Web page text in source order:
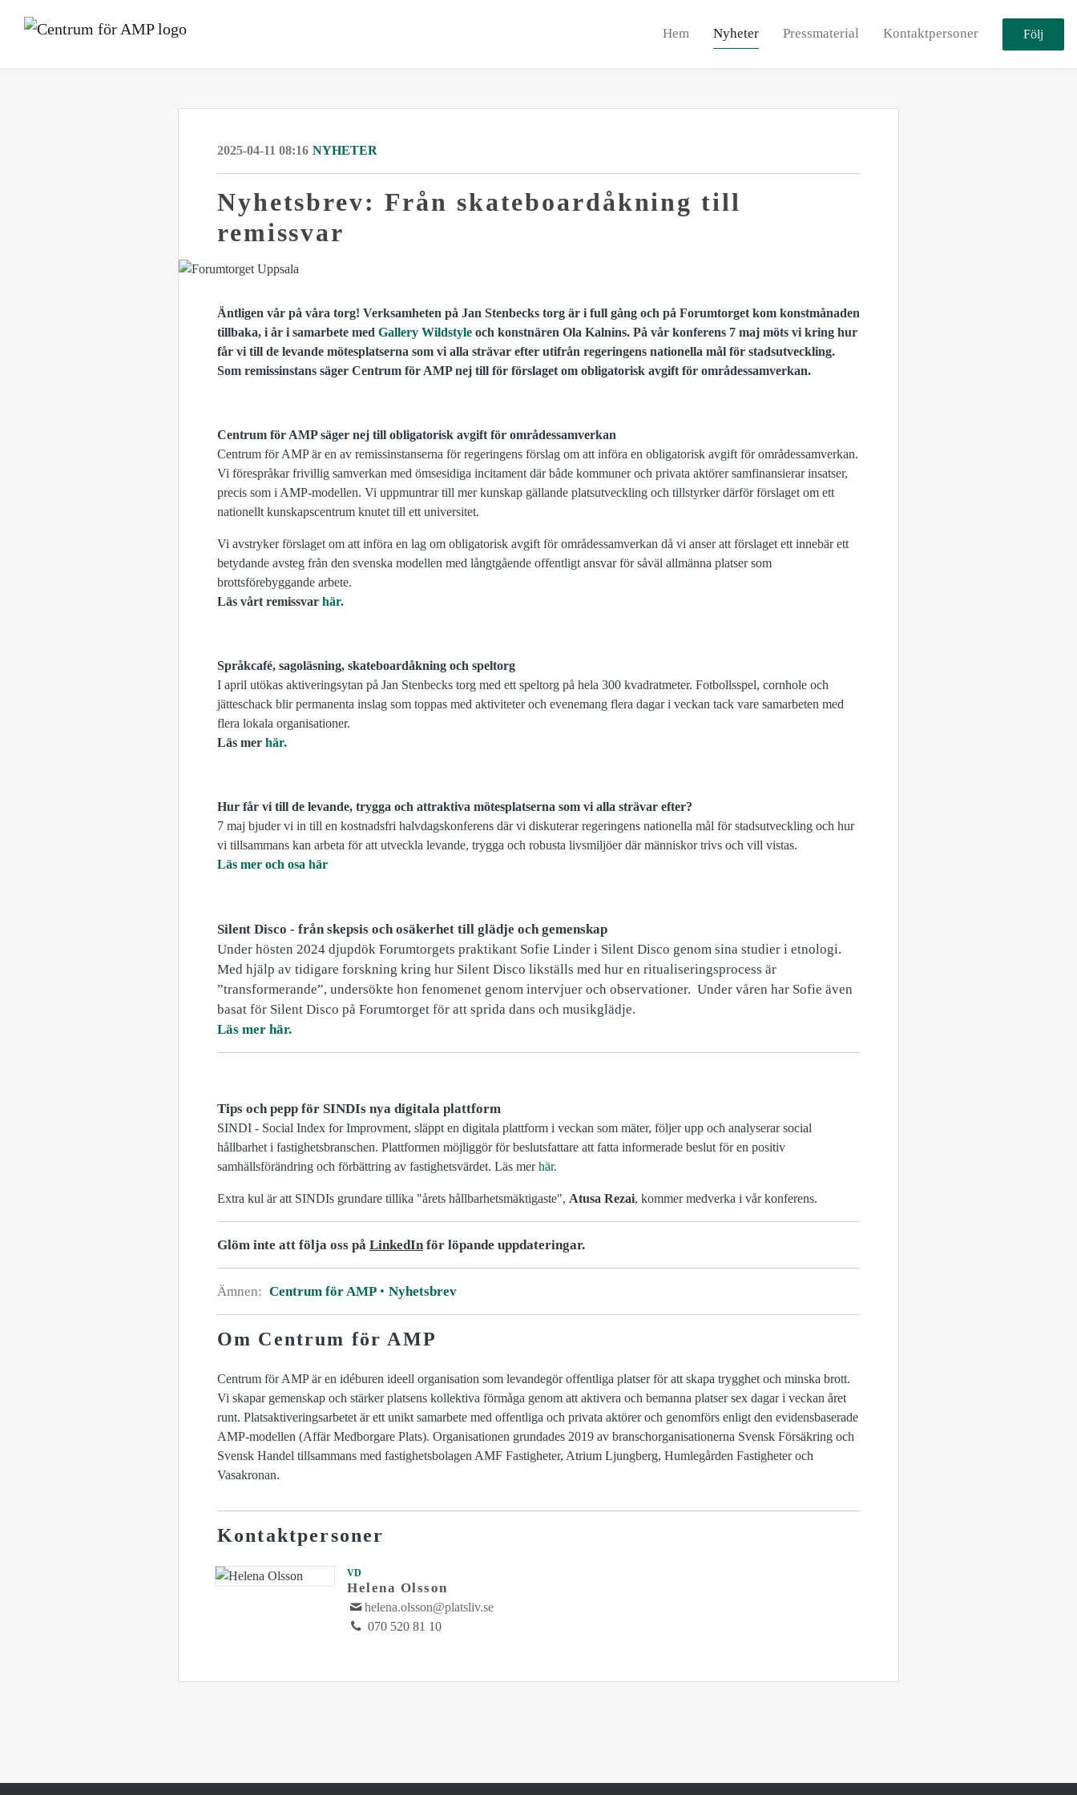
Hem Nyheter Pressmaterial Kontaktpersoner Följ
2025-04-11 08:16 NYHETER
Nyhetsbrev: Från skateboardåkning till
remissvar
Äntligen vår på våra torg! Verksamheten på Jan Stenbecks torg är i full gång och på Forumtorget kom konstmånaden
tillbaka, i år i samarbete med Gallery Wildstyle och konstnären Ola Kalnins. På vår konferens 7 maj möts vi kring hur
får vi till de levande mötesplatserna som vi alla strävar efter utifrån regeringens nationella mål för stadsutveckling.
Som remissinstans säger Centrum för AMP nej till för förslaget om obligatorisk avgift för områdessamverkan.
Centrum för AMP säger nej till obligatorisk avgift för områdessamverkan
Centrum för AMP är en av remissinstanserna för regeringens förslag om att införa en obligatorisk avgift för områdessamverkan.
Vi förespråkar frivillig samverkan med ömsesidiga incitament där både kommuner och privata aktörer samfinansierar insatser,
precis som i AMP-modellen. Vi uppmuntrar till mer kunskap gällande platsutveckling och tillstyrker därför förslaget om ett
nationellt kunskapscentrum knutet till ett universitet.
Vi avstryker förslaget om att införa en lag om obligatorisk avgift för områdessamverkan då vi anser att förslaget ett innebär ett
betydande avsteg från den svenska modellen med långtgående offentligt ansvar för såväl allmänna platser som
brottsförebyggande arbete.
Läs vårt remissvar här.
Språkcafé, sagoläsning, skateboardåkning och speltorg
I april utökas aktiveringsytan på Jan Stenbecks torg med ett speltorg på hela 300 kvadratmeter. Fotbollsspel, cornhole och
jätteschack blir permanenta inslag som toppas med aktiviteter och evenemang flera dagar i veckan tack vare samarbeten med
flera lokala organisationer.
Läs mer här.
Hur får vi till de levande, trygga och attraktiva mötesplatserna som vi alla strävar efter?
7 maj bjuder vi in till en kostnadsfri halvdagskonferens där vi diskuterar regeringens nationella mål för stadsutveckling och hur
vi tillsammans kan arbeta för att utveckla levande, trygga och robusta livsmiljöer där människor trivs och vill vistas.
Läs mer och osa här
Silent Disco - från skepsis och osäkerhet till glädje och gemenskap
Under hösten 2024 djupdök Forumtorgets praktikant Sofie Linder i Silent Disco genom sina studier i etnologi.
Med hjälp av tidigare forskning kring hur Silent Disco likställs med hur en ritualiseringsprocess är
”transformerande”, undersökte hon fenomenet genom intervjuer och observationer. Under våren har Sofie även
basat för Silent Disco på Forumtorget för att sprida dans och musikglädje.
Läs mer här.
Tips och pepp för SINDIs nya digitala plattform
SINDI - Social Index for Improvment, släppt en digitala plattform i veckan som mäter, följer upp och analyserar social
hållbarhet i fastighetsbranschen. Plattformen möjliggör för beslutsfattare att fatta informerade beslut för en positiv
samhällsförändring och förbättring av fastighetsvärdet. Läs merhär.
Extra kul är att SINDIs grundare tillika "årets hållbarhetsmäktigaste", Atusa Rezai, kommer medverka i vår konferens.
Glöm inte att följa oss på LinkedInför löpande uppdateringar.
Ämnen: Centrum för AMP Nyhetsbrev
Om Centrum för AMP
Centrum för AMP är en idéburen ideell organisation som levandegör offentliga platser för att skapa trygghet och minska brott.
Vi skapar gemenskap och stärker platsens kollektiva förmåga genom att aktivera och bemanna platser sex dagar i veckan året
runt. Platsaktiveringsarbetet är ett unikt samarbete med offentliga och privata aktörer och genomförs enligt den evidensbaserade
AMP-modellen (Affär Medborgare Plats). Organisationen grundades 2019 av branschorganisationerna Svensk Försäkring och
Svensk Handel tillsammans med fastighetsbolagen AMF Fastigheter, Atrium Ljungberg, Humlegården Fastigheter och
Vasakronan.
Kontaktpersoner
VD
Helena Olsson
helena.olsson@platsliv.se
070 520 81 10